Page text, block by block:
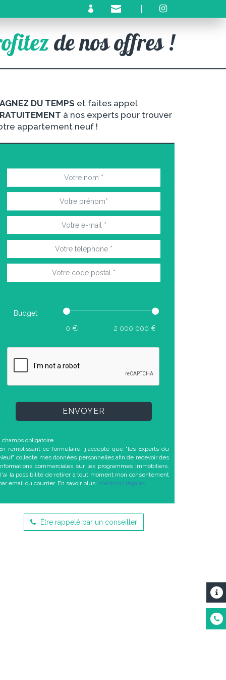
de nos offres !
DU TEMPS et faites appel
à nos experts pour trouver
appartement neuf !
Budget
ENVOYER
champs obligatoire
remplissant ce formulaire, j'accepte que "les Experts du
collecte mes données personnelles afin de recevoir des
commerciales sur les programmes immobiliers.
la possibilité de retirer à tout moment mon consentement
email ou courrier. En savoir plus: Mentions légales
Être rappelé par un conseiller